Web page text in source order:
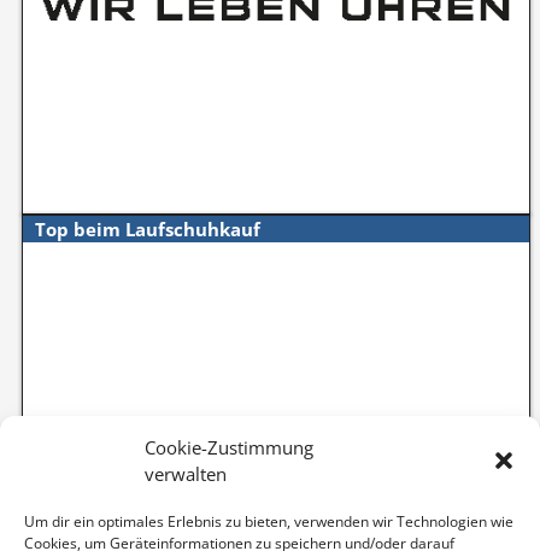
Cookie-Zustimmung
verwalten
Um dir ein optimales Erlebnis zu bieten, verwenden wir Technologien wie
Cookies, um Geräteinformationen zu speichern und/oder darauf
Top beim Laufschuhkauf